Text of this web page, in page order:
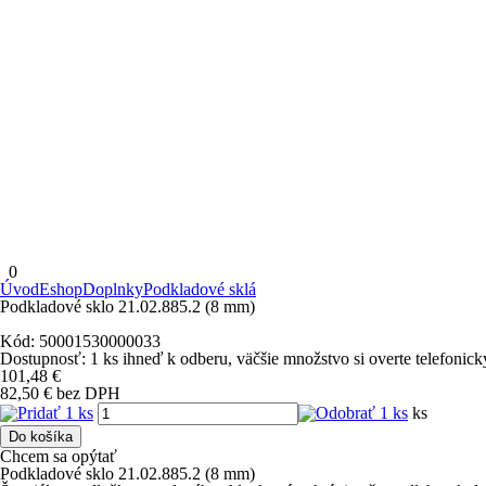
0
ÚvodEshopDoplnkyPodkladové sklá
Podkladové sklo 21.02.885.2 (8 mm)
Kód: 50001530000033
Dostupnosť: 1 ks ihneď k odberu, väčšie množstvo si overte
101,48 €
82,50 € bez DPH
ks
Do košíka
Chcem sa opýtať
Podkladové sklo 21.02.885.2 (8 mm)